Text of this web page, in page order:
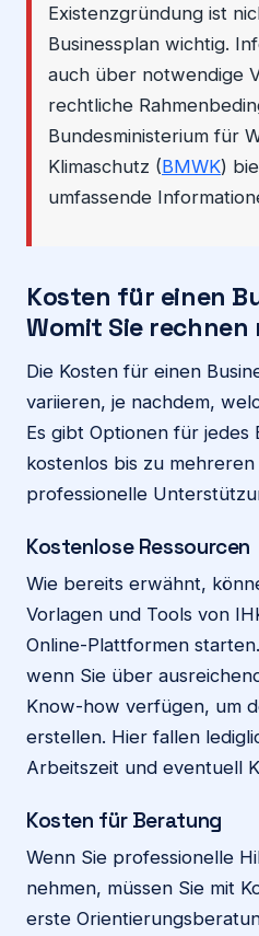
Existenzgründung ist
Businessplan wichtig.
auch über notwendige
rechtliche
Bundesministerium für
Klimaschutz (BMWK)
umfassende
Kosten für einen
Womit Sie rechnen
Die Kosten für einen
variieren, je nachdem,
Es gibt Optionen für
kostenlos bis zu
professionelle
Kostenlose Ressourcen
Wie bereits erwähnt,
Vorlagen und Tools von
Online-Plattformen
wenn Sie über
Know-how verfügen, um
erstellen. Hier fallen
Arbeitszeit und eventuell
Kosten für Beratung
Wenn Sie professionelle
nehmen, müssen Sie mit
erste